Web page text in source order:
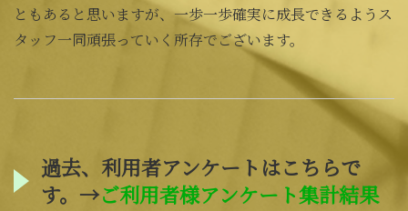
ともあると思いますが、一歩一歩確実に成長できるようス
タッフ一同頑張っていく所存でございます。
過去、利用者アンケートはこちらで
す。→ご利用者様アンケート集計結果